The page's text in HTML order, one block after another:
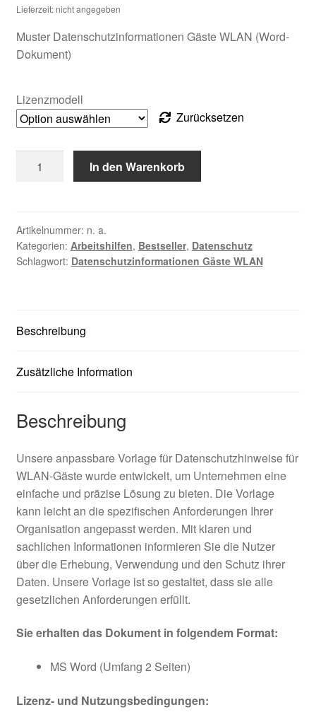
Lieferzeit: nicht angegeben
Muster Datenschutzinformationen Gäste WLAN (Word-
Dokument)
Lizenzmodell
Zurücksetzen
Datenschutzinformationen
Menge
In den Warenkorb
Artikelnummer: n. a.
Kategorien: Arbeitshilfen, Bestseller, Datenschutz
Schlagwort: Datenschutzinformationen Gäste WLAN
Beschreibung
Zusätzliche Information
Beschreibung
Unsere anpassbare Vorlage für Datenschutzhinweise für
WLAN-Gäste wurde entwickelt, um Unternehmen eine
einfache und präzise Lösung zu bieten. Die Vorlage
kann leicht an die spezifischen Anforderungen Ihrer
Organisation angepasst werden. Mit klaren und
sachlichen Informationen informieren Sie die Nutzer
über die Erhebung, Verwendung und den Schutz ihrer
Daten. Unsere Vorlage ist so gestaltet, dass sie alle
gesetzlichen Anforderungen erfüllt.
Sie erhalten das Dokument in folgendem Format:
MS Word (Umfang 2 Seiten)
Lizenz- und Nutzungsbedingungen: